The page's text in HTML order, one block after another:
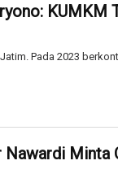
KUMKM
Pada 2023
Nawardi Minta